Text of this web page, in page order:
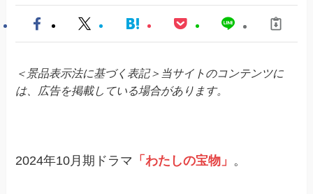
＜景品表示法に基づく表記＞当サイトのコンテンツに
は、広告を掲載している場合があります。
2024年10月期ドラマ 「わたしの宝物」 。